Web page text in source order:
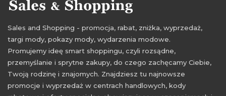
Sales and Shopping - promocja, rabat, zniżka, wyprzedaż,
targi mody, pokazy mody, wydarzenia modowe.
Promujemy ideę smart shoppingu, czyli rozsądne,
przemyślanie i sprytne zakupy, do czego zachęcamy Ciebie,
Twoją rodzinę i znajomych. Znajdziesz tu najnowsze
promocje i wyprzedaż w centrach handlowych, kody